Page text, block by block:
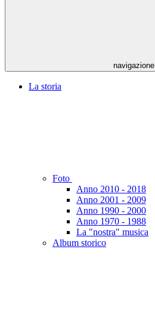
navigazione
La storia
Foto
Anno 2010 - 2018
Anno 2001 - 2009
Anno 1990 - 2000
Anno 1970 - 1988
La "nostra" musica
Album storico